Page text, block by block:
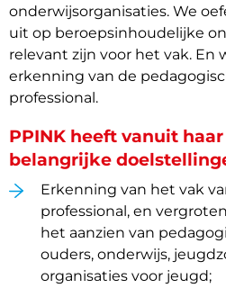
onderwijsorganisaties. We
uit op beroepsinhoudelijke
relevant zijn voor het vak. En
erkenning van de
professional.
PPINK heeft vanuit
belangrijke
Erkenning van het vak
professional, en
het aanzien van
ouders, onderwijs,
organisaties voor jeugd;